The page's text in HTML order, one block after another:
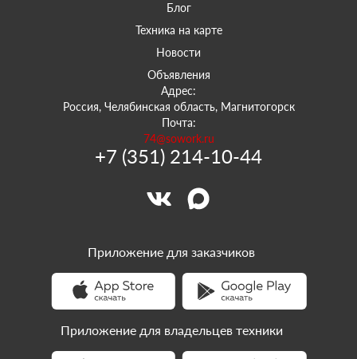
Блог
Техника на карте
Новости
Объявления
Адрес:
Россия, Челябинская область, Магнитогорск
Почта:
74@sowork.ru
+7 (351) 214-10-44
Приложение для заказчиков
Приложение для владельцев техники